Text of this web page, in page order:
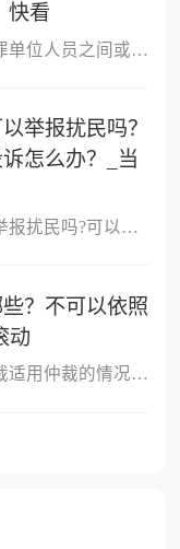
快看
一、什么是共同职务犯罪单位人员之间或者单位人员与单位以外的人员
举报扰民吗？
怎么办？_当
白天电钻声音太大可以举报扰民吗?可以举报扰民,可以向民警反映或者
？不可以依照
动
一、哪些情况下适用仲裁适用仲裁的情况是，平等主体的公民、法人和